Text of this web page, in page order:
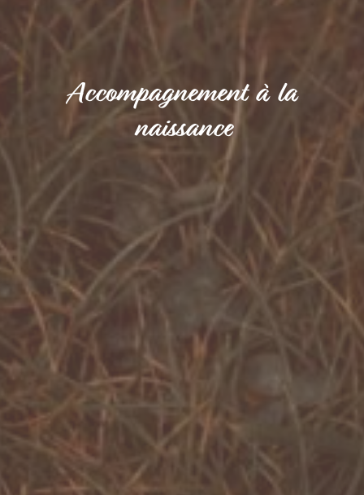
Accompagnement à la
naissance